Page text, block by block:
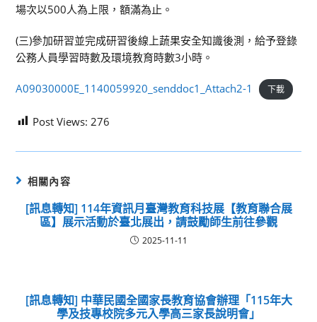
場次以500人為上限，額滿為止。
(三)參加研習並完成研習後線上蔬果安全知識後測，給予登錄
公務人員學習時數及環境教育時數3小時。
A09030000E_1140059920_senddoc1_Attach2-1 下載
Post Views: 276
相關內容
[訊息轉知] 114年資訊月臺灣教育科技展【教育聯合展
區】展示活動於臺北展出，請鼓勵師生前往參觀
2025-11-11
[訊息轉知] 中華民國全國家長教育協會辦理「115年大
學及技專校院多元入學高三家長說明會」